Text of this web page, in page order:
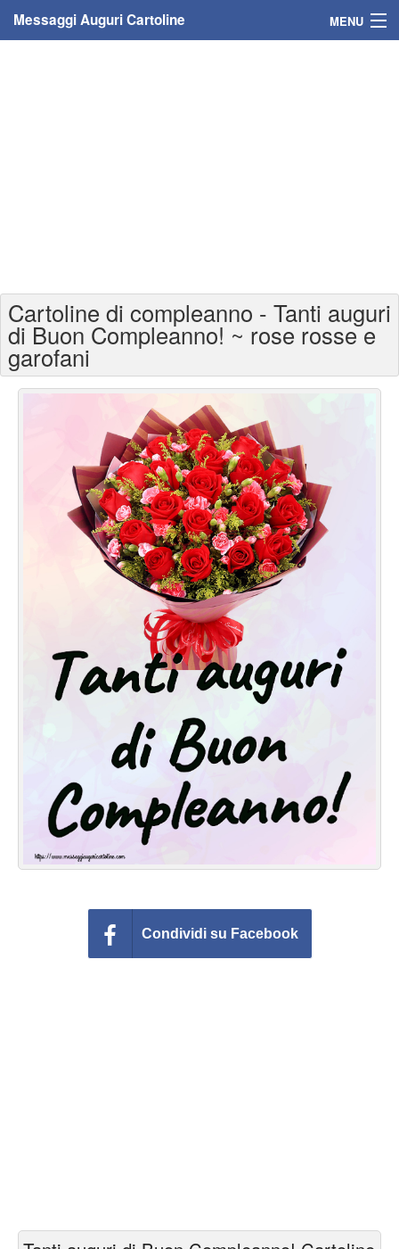
Messaggi Auguri Cartoline MENU
Cartoline auguri anni
Cartoline giorni anno
Cartoline giorni settimana
Cartoline musicali
Cartoline animate
Accedi
Cartoline di compleanno - Tanti auguri
di Buon Compleanno! ~ rose rosse e
garofani
Condividi su Facebook